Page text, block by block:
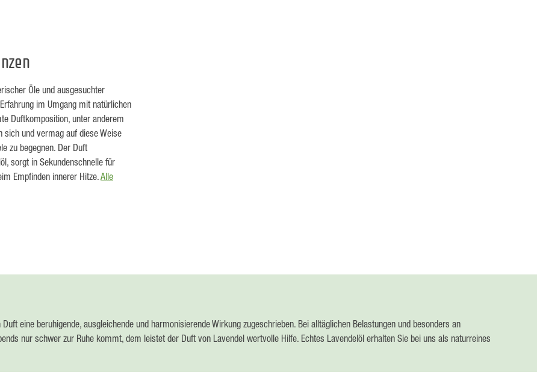
Öle und ausgesuchter
im Umgang mit natürlichen
Duftkomposition, unter anderem
sich und vermag auf diese Weise
zu begegnen. Der Duft
sorgt in Sekundenschnelle für
Empfinden innerer Hitze.Alle
eine beruhigende, ausgleichende und harmonisierende Wirkung zugeschrieben. Bei alltäglichen Belastungen und besonders an
nur schwer zur Ruhe kommt, dem leistet der Duft von Lavendel wertvolle Hilfe. Echtes Lavendelöl erhalten Sie bei uns als naturreines